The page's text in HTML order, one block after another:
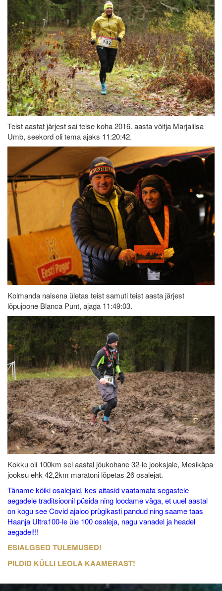
Teist aastat järjest sai teise koha 2016. aasta võitja Marjaliisa
Umb, seekord oli tema ajaks 11:20:42.
Kolmanda naisena ületas teist samuti teist aasta järjest
lõpujoone Blanca Punt, ajaga 11:49:03.
Kokku oli 100km sel aastal jõukohane 32-le jooksjale, Mesikäpa
jooksu ehk 42,2km maratoni lõpetas 26 osalejat.
Täname kõiki osalejaid, kes aitasid vaatamata segastele
aegadele traditsioonil püsida ning loodame väga, et uuel aastal
on kogu see Covid ajaloo prügikasti pandud ning saame taas
Haanja Ultra100-le üle 100 osaleja, nagu vanadel ja headel
aegadel!!!
ESIALGSED TULEMUSED!
PILDID KÜLLI LEOLA KAAMERAST!